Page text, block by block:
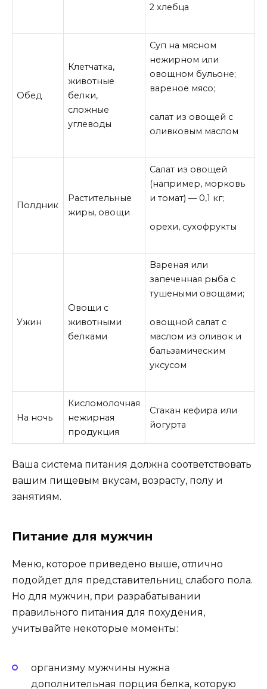
2 хлебца
Обед
Клетчатка,
животные
белки,
сложные
углеводы
Суп на мясном
нежирном или
овощном бульоне;
вареное мясо;
салат из овощей с
оливковым маслом
Полдник
Растительные
жиры, овощи
Салат из овощей
(например, морковь
и томат) — 0,1 кг;
орехи, сухофрукты
Ужин
Овощи с
животными
белками
Вареная или
запеченная рыба с
тушеными овощами;
овощной салат с
маслом из оливок и
бальзамическим
уксусом
На ночь
Кисломолочная
нежирная
продукция
Стакан кефира или
йогурта
Ваша система питания должна соответствовать
вашим пищевым вкусам, возрасту, полу и
занятиям.
Питание для мужчин
Меню, которое приведено выше, отлично
подойдет для представительниц слабого пола.
Но для мужчин, при разрабатывании
правильного питания для похудения,
учитывайте некоторые моменты:
организму мужчины нужна
дополнительная порция белка, которую